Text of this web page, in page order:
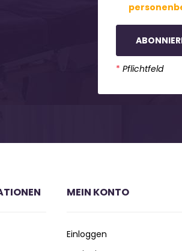
* Pflichtfeld
MEIN KONTO
Einloggen